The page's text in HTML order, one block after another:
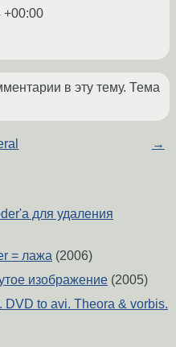
+00:00
в эту тему. Тема
→
для удаления
= лажа (2006)
изображение (2005)
DVD to avi. Theora & vorbis.